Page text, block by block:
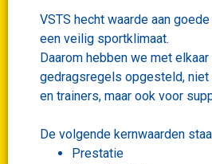
VSTS hecht waarde aan
een veilig sportklimaat.
Daarom hebben we met elkaar
gedragsregels opgesteld,
en trainers, maar ook voor
De volgende kernwaarden
Prestatie